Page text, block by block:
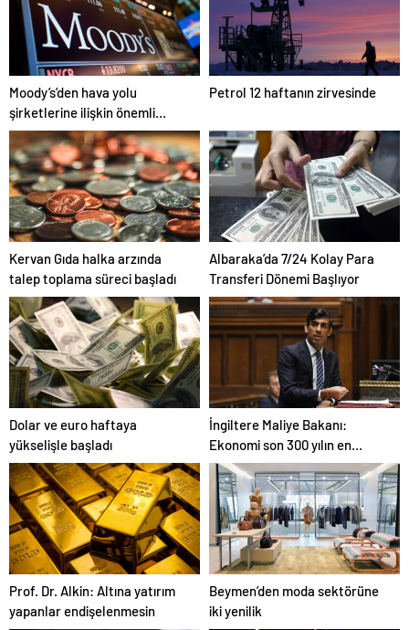
Moody’s’den hava yolu
şirketlerine ilişkin önemli
açıklama
Petrol 12 haftanın zirvesinde
Kervan Gıda halka arzında
talep toplama süreci başladı
Albaraka’da 7/24 Kolay Para
Transferi Dönemi Başlıyor
Dolar ve euro haftaya
yükselişle başladı
İngiltere Maliye Bakanı:
Ekonomi son 300 yılın en
büyük daralmasını yaşayacak
Prof. Dr. Alkin: Altına yatırım
yapanlar endişelenmesin
Beymen’den moda sektörüne
iki yenilik